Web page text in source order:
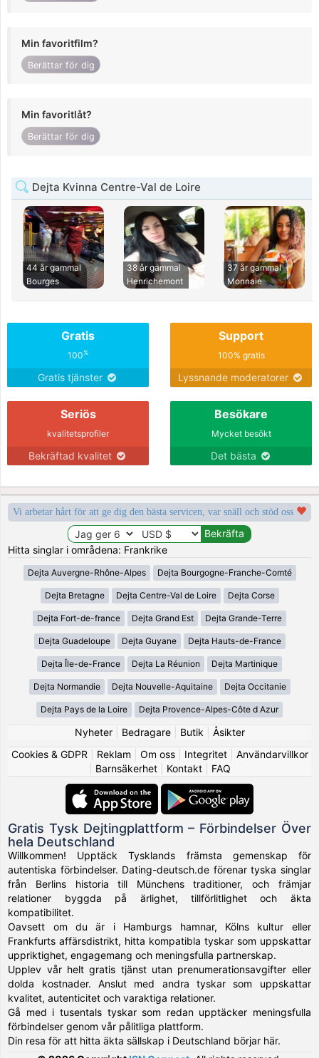
Min favoritfilm?
Berättar för dig
Min favoritlåt?
Berättar för dig
Dejta Kvinna Centre-Val de Loire
44 år gammal
Bourges
38 år gammal
Henrichemont
37 år gammal
Monnaie
Gratis
100%
Gratis tjänster
Support
100% gratis
Lyssnande moderatorer
Seriös
kvalitetsprofiler
Bekräftad kvalitet
Besökare
Mycket besökt
Det bästa
Vi arbetar hårt för att ge dig den bästa servicen, var snäll och stöd oss
Hitta singlar i områdena: Frankrike
Dejta Auvergne-Rhône-Alpes Dejta Bourgogne-Franche-Comté
Dejta Bretagne Dejta Centre-Val de Loire Dejta Corse
Dejta Fort-de-france Dejta Grand Est Dejta Grande-Terre
Dejta Guadeloupe Dejta Guyane Dejta Hauts-de-France
Dejta Île-de-France Dejta La Réunion Dejta Martinique
Dejta Normandie Dejta Nouvelle-Aquitaine Dejta Occitanie
Dejta Pays de la Loire Dejta Provence-Alpes-Côte d Azur
Nyheter| Bedragare| Butik
Åsikter
Cookies & GDPR
Reklam Om oss| Integritet| Användarvillkor
Barnsäkerhet| Kontakt| FAQ
Gratis Tysk Dejtingplattform – Förbindelser Över
hela Deutschland
Willkommen! Upptäck Tysklands främsta gemenskap för
autentiska förbindelser. Dating-deutsch.de förenar tyska singlar
från Berlins historia till Münchens traditioner, och främjar
relationer byggda på ärlighet, tillförlitlighet och äkta
kompatibilitet.
Oavsett om du är i Hamburgs hamnar, Kölns kultur eller
Frankfurts affärsdistrikt, hitta kompatibla tyskar som uppskattar
uppriktighet, engagemang och meningsfulla partnerskap.
Upplev vår helt gratis tjänst utan prenumerationsavgifter eller
dolda kostnader. Anslut med andra tyskar som uppskattar
kvalitet, autenticitet och varaktiga relationer.
Gå med i tusentals tyskar som redan upptäcker meningsfulla
förbindelser genom vår pålitliga plattform.
Din resa för att hitta äkta sällskap i Deutschland börjar här.